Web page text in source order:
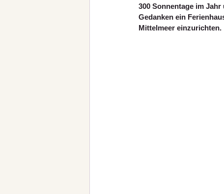
300 Sonnentage im
Gedanken ein
Mittelmeer einzurichten.